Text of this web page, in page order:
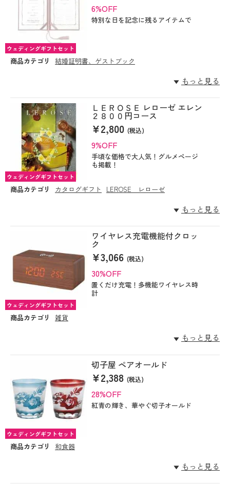
ウェディングギフトセット
6%OFF
特別な日を記念に残るアイテムで
商品カテゴリ 結婚証明書、ゲストブック
もっと見る
ウェディングギフトセット
ＬＥＲＯＳＥ レローゼ エレン
２８００円コース
¥2,800(税込)
9%OFF
手頃な価格で大人気！グルメページ
も掲載！
商品カテゴリ カタログギフト LEROSE レローゼ
もっと見る
ウェディングギフトセット
ワイヤレス充電機能付クロッ
ク
¥3,066(税込)
30%OFF
置くだけ充電！多機能ワイヤレス時
計
商品カテゴリ 雑貨
もっと見る
ウェディングギフトセット
切子屋 ペアオールド
¥2,388(税込)
28%OFF
紅青の輝き、華やぐ切子オールド
商品カテゴリ 和食器
もっと見る